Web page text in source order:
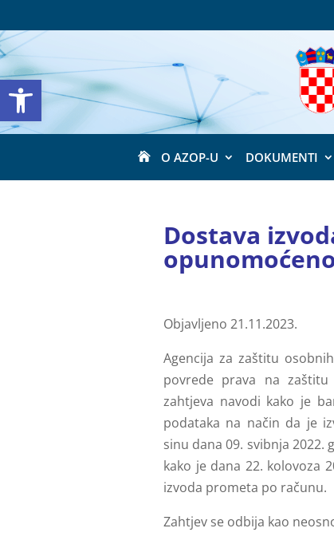
Open toolbar
 O AZOP-U DOKUMENTI
Dostava
Objavljeno 21.11.2023.
Agencija za zaštitu
povrede prava na
zahtjeva navodi kako je
podataka na način da je
sinu dana 09. svibnja 2022.
kako je dana 22. kolovoza
izvoda prometa po računu.
Zahtjev se odbija kao